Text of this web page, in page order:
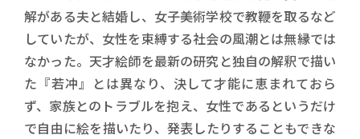
解がある夫と結婚し、女子美術学校で教鞭を取るなど
していたが、女性を束縛する社会の風潮とは無縁では
なかった。天才絵師を最新の研究と独自の解釈で描い
た『若冲』とは異なり、決して才能に恵まれておら
ず、家族とのトラブルを抱え、女性であるというだけ
で自由に絵を描いたり、発表したりすることもできな